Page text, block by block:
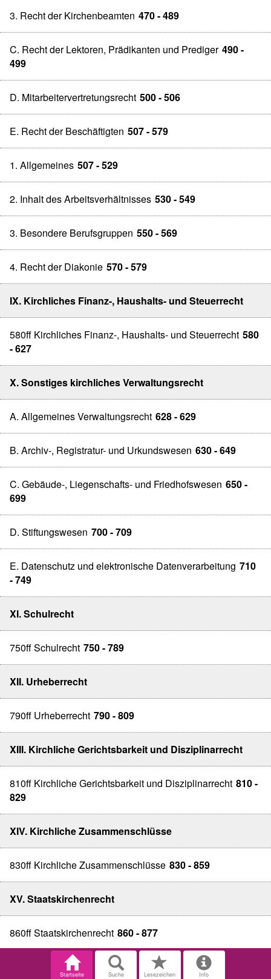
3. Recht der Kirchenbeamten 470 - 489
C. Recht der Lektoren, Prädikanten und Prediger 490 -
499
D. Mitarbeitervertretungsrecht 500 - 506
E. Recht der Beschäftigten 507 - 579
1. Allgemeines 507 - 529
2. Inhalt des Arbeitsverhältnisses 530 - 549
3. Besondere Berufsgruppen 550 - 569
4. Recht der Diakonie 570 - 579
IX. Kirchliches Finanz-, Haushalts- und Steuerrecht
580ff Kirchliches Finanz-, Haushalts- und Steuerrecht 580
- 627
X. Sonstiges kirchliches Verwaltungsrecht
A. Allgemeines Verwaltungsrecht 628 - 629
B. Archiv-, Registratur- und Urkundswesen 630 - 649
C. Gebäude-, Liegenschafts- und Friedhofswesen 650 -
699
D. Stiftungswesen 700 - 709
E. Datenschutz und elektronische Datenverarbeitung 710
- 749
XI. Schulrecht
750ff Schulrecht 750 - 789
XII. Urheberrecht
790ff Urheberrecht 790 - 809
XIII. Kirchliche Gerichtsbarkeit und Disziplinarrecht
810ff Kirchliche Gerichtsbarkeit und Disziplinarrecht 810 -
829
XIV. Kirchliche Zusammenschlüsse
830ff Kirchliche Zusammenschlüsse 830 - 859
XV. Staatskirchenrecht
860ff Staatskirchenrecht 860 - 877
Startseite Suche Lesezeichen Info